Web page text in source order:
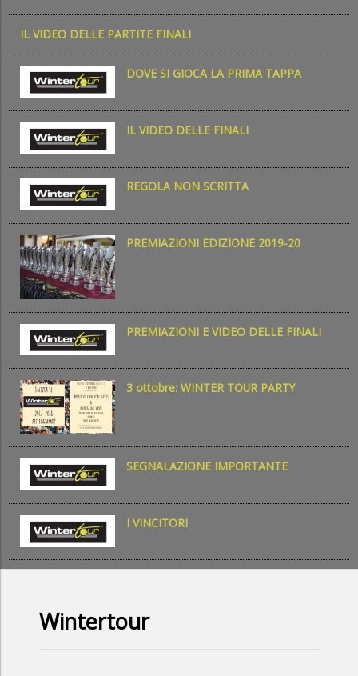
IL VIDEO DELLE PARTITE FINALI
DOVE SI GIOCA LA PRIMA TAPPA
IL VIDEO DELLE FINALI
REGOLA NON SCRITTA
PREMIAZIONI EDIZIONE 2019-20
PREMIAZIONI E VIDEO DELLE FINALI
3 ottobre: WINTER TOUR PARTY
SEGNALAZIONE IMPORTANTE
I VINCITORI
Wintertour